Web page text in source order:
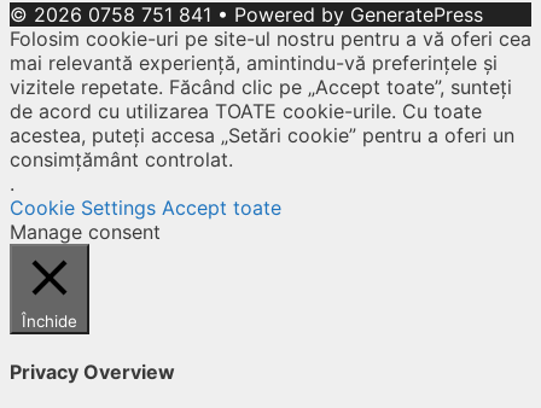
© 2026 0758 751 841 • Powered by GeneratePress
Folosim cookie-uri pe site-ul nostru pentru a vă oferi cea
mai relevantă experiență, amintindu-vă preferințele și
vizitele repetate. Făcând clic pe „Accept toate”, sunteți
de acord cu utilizarea TOATE cookie-urile. Cu toate
acestea, puteți accesa „Setări cookie” pentru a oferi un
consimțământ controlat.
.
Cookie Settings Accept toate
Manage consent
Închide
Privacy Overview